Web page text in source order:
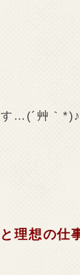
…(´艸｀*)♪
理想の仕